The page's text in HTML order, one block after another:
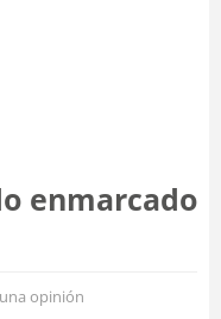
enmarcado
opinión